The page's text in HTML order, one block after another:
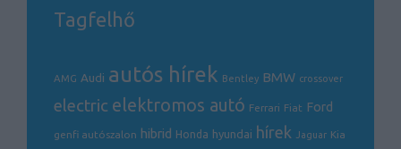
Tagfelhő
AMG Audi autós hírek Bentley BMW crossover
electric elektromos autó Ferrari Fiat Ford
genfi autószalon hibrid Honda hyundai hírek Jaguar Kia